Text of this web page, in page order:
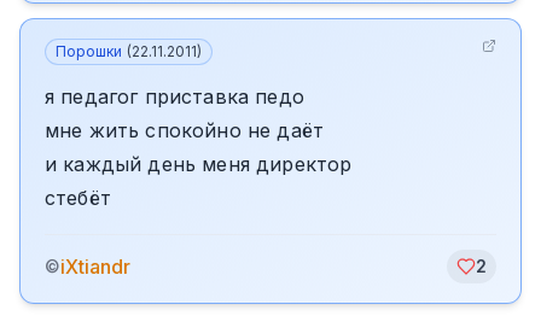
Порошки (22.11.2011)
я педагог приставка педо
мне жить спокойно не даёт
и каждый день меня директор
стебёт
©iXtiandr 2